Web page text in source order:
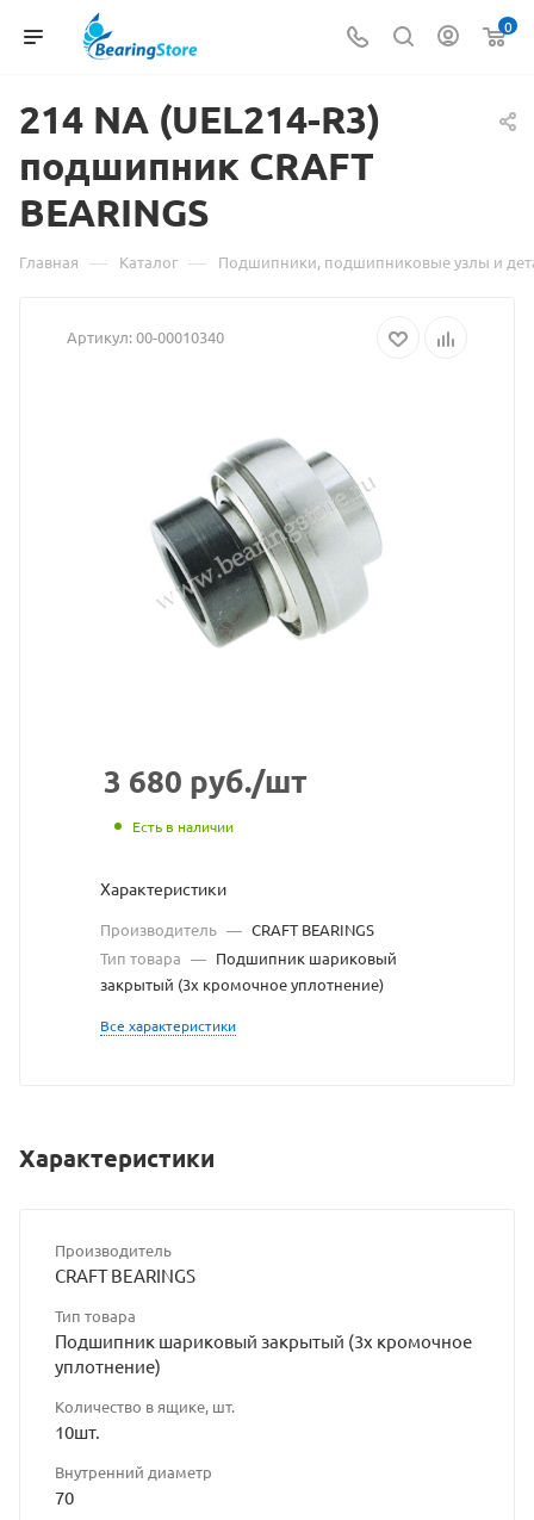
0
214 NA (UEL214-R3)
подшипник Материал
товаре
R3)
подшипник
CRAFT
BEARINGS
взят
https://
по
владельца
сайта
CRAFT
BEARINGS
Главная — Каталог — Подшипники, подшипниковые узлы и
Артикул:00-00010340
3 680 руб./шт
Есть в наличии
Характеристики
Производитель — CRAFT BEARINGS
Тип товара — Подшипник шариковый
закрытый (3х кромочное уплотнение)
Все характеристики
Характеристики
Производитель
CRAFT BEARINGS
Тип товара
Подшипник шариковый закрытый (3х кромочное
уплотнение)
Количество в ящике, шт.
10шт.
Внутренний диаметр
70